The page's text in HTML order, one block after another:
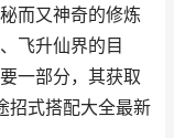
而又神奇的修炼
飞升仙界的目
一部分，其获取
招式搭配大全最新